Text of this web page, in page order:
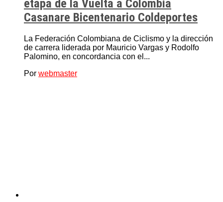
etapa de la Vuelta a Colombia
Casanare Bicentenario Coldeportes
La Federación Colombiana de Ciclismo y la dirección
de carrera liderada por Mauricio Vargas y Rodolfo
Palomino, en concordancia con el...
Por webmaster